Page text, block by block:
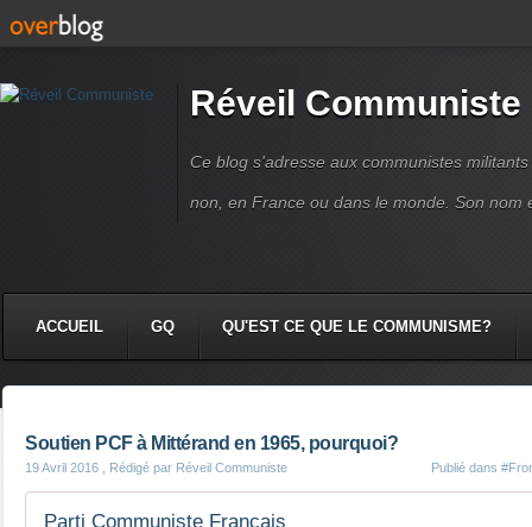
Réveil Communiste
Ce blog s'adresse aux communistes
non, en France ou dans le monde. Son nom
ACCUEIL GQ QU'EST CE QUE LE COMMUNISME?
Soutien PCF à Mittérand en 1965, pourquoi?
19 Avril 2016 , Rédigé par Réveil Communiste Publié dans
Parti Communiste Français